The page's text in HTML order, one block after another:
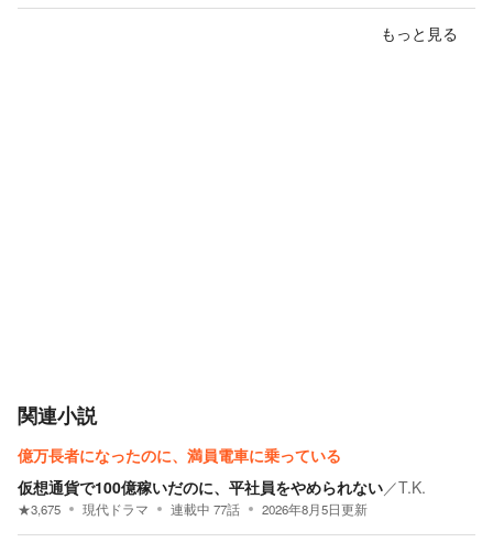
もっと見る
関連小説
億万長者になったのに、満員電車に乗っている
仮想通貨で100億稼いだのに、平社員をやめられない／T.K.
★3,675 現代ドラマ 連載中 77話 2026年8月5日更新